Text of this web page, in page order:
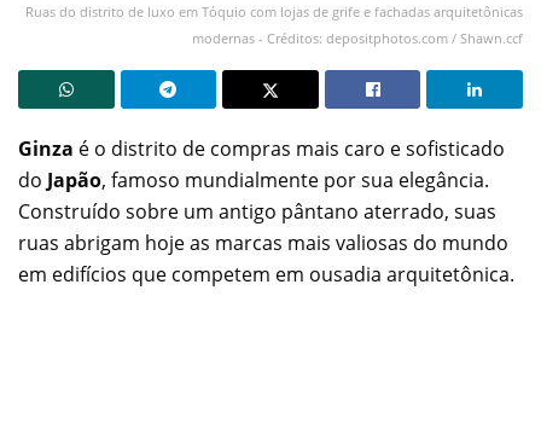
Ruas do distrito de luxo em Tóquio com lojas de grife e fachadas arquitetônicas
modernas - Créditos: depositphotos.com / Shawn.ccf
Ginza é o distrito de compras mais caro e sofisticado
do Japão, famoso mundialmente por sua elegância.
Construído sobre um antigo pântano aterrado, suas
ruas abrigam hoje as marcas mais valiosas do mundo
em edifícios que competem em ousadia arquitetônica.